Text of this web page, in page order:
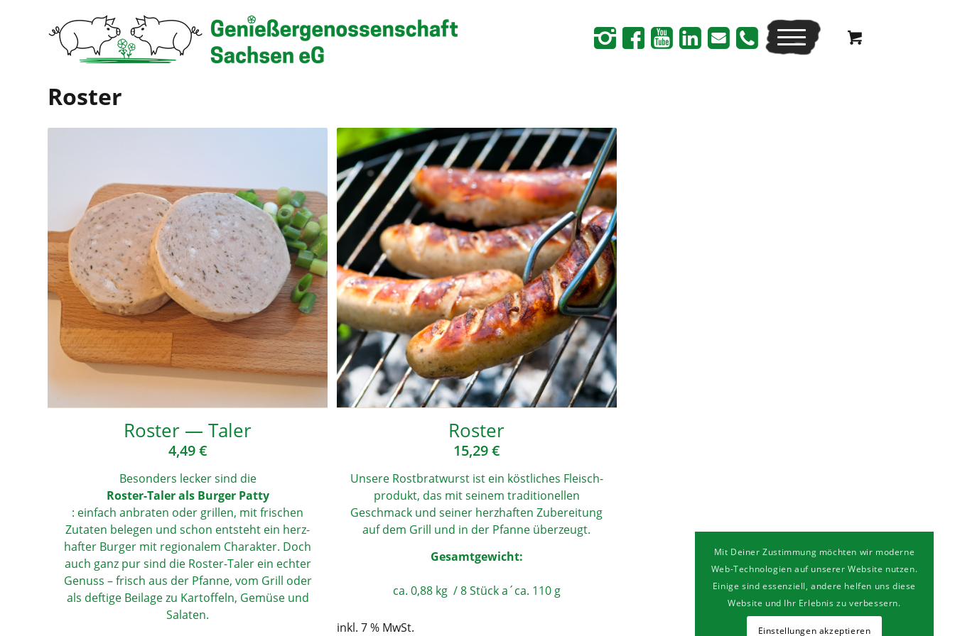
Roster
Ros­t­er — Taler
4,49€
Beson­ders lecker sind die
Ros­t­er-Taler als Bur­ger Pat­ty
: ein­fach anbra­ten oder gril­len, mit fri­schen
Zuta­ten bele­gen und schon ent­steht ein herz­
haf­ter Bur­ger mit regio­na­lem Cha­rak­ter. Doch
auch ganz pur sind die Ros­t­er-Taler ein ech­ter
Genuss – frisch aus der Pfan­ne, vom Grill oder
als def­ti­ge Bei­la­ge zu Kar­tof­feln, Gemü­se und
Salaten.
Ros­t­er
15,29€
Unse­re Rost­brat­wurst ist ein köst­li­ches Fleisch­
pro­dukt, das mit sei­nem tra­di­tio­nel­len
Geschmack und sei­ner herz­haf­ten Zube­rei­tung
auf dem Grill und in der Pfan­ne überzeugt.
Gesamt­ge­wicht:
ca. 0,88 kg / 8 Stück a´ca. 110 g
inkl. 7 % MwSt.
Mit Deiner Zustimmung möchten wir moderne
Web-Technologien auf unserer Website nutzen.
Einige sind essenziell, andere helfen uns diese
Website und Ihr Erlebnis zu verbessern.
Einstellungen akzeptieren